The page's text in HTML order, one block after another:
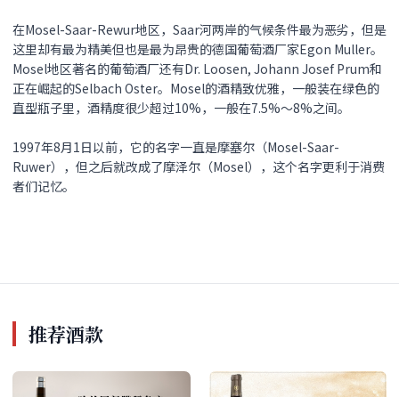
在Mosel-Saar-Rewur地区，Saar河两岸的气候条件最为恶劣，但是
这里却有最为精美但也是最为昂贵的德国葡萄酒厂家Egon Muller。
Mosel地区著名的葡萄酒厂还有Dr. Loosen, Johann Josef Prum和
正在崛起的Selbach Oster。Mosel的酒精致优雅，一般装在绿色的
直型瓶子里，酒精度很少超过10%，一般在7.5%～8%之间。
1997年8月1日以前，它的名字一直是摩塞尔（Mosel-Saar-
Ruwer），但之后就改成了摩泽尔（Mosel），这个名字更利于消费
者们记忆。
推荐酒款